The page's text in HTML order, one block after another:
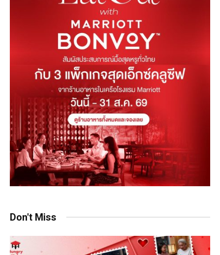
Don't Miss